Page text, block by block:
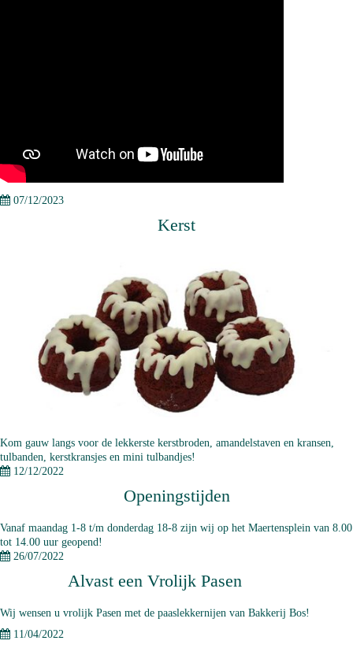
07/12/2023
Kerst
Kom gauw langs voor de lekkerste kerstbroden, amandelstaven en kransen,
tulbanden, kerstkransjes en mini tulbandjes!
12/12/2022
Openingstijden
Vanaf maandag 1-8 t/m donderdag 18-8 zijn wij op het Maertensplein van 8.00
tot 14.00 uur geopend!
26/07/2022
Alvast een Vrolijk Pasen
Wij wensen u vrolijk Pasen met de paaslekkernijen van Bakkerij Bos!
11/04/2022